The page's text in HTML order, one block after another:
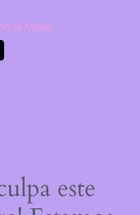
la Moda
este